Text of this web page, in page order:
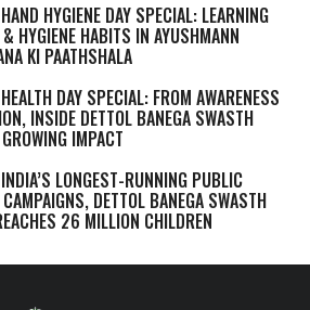
HYGIENE DAY SPECIAL: LEARNING
& HYGIENE HABITS IN AYUSHMANN
KI PAATHSHALA
DAY SPECIAL: FROM AWARENESS
INSIDE DETTOL BANEGA SWASTH
IMPACT
LONGEST-RUNNING PUBLIC
DETTOL BANEGA SWASTH
26 MILLION CHILDREN